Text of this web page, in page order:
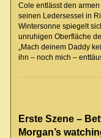
Cole entlässt den
seinen Ledersessel in
Wintersonne spiegelt
unruhigen Oberfläche
„Mach deinem Daddy
ihn – noch mich –
Erste Szene –
Morgan’s